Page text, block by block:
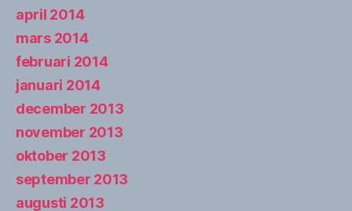
april 2014
mars 2014
februari 2014
januari 2014
december 2013
november 2013
oktober 2013
september 2013
augusti 2013